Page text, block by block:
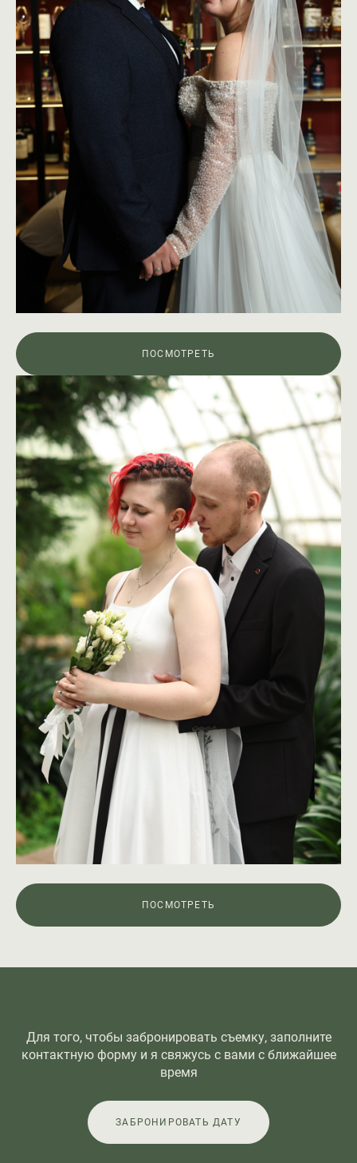
ПОСМОТРЕТЬ
ПОСМОТРЕТЬ
Для того, чтобы забронировать съемку, заполните
контактную форму и я свяжусь с вами с ближайшее
время
ЗАБРОНИРОВАТЬ ДАТУ